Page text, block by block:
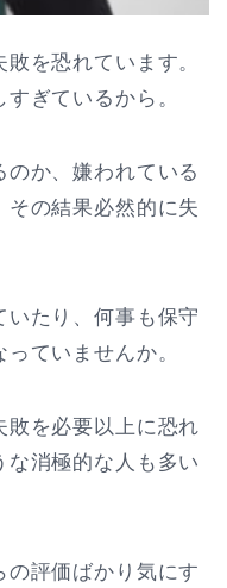
を恐れています。
ぎているから。
か、嫌われている
の結果必然的に失
たり、何事も保守
ていませんか。
敗を必要以上に恐れ
消極的な人も多い
評価ばかり気にす